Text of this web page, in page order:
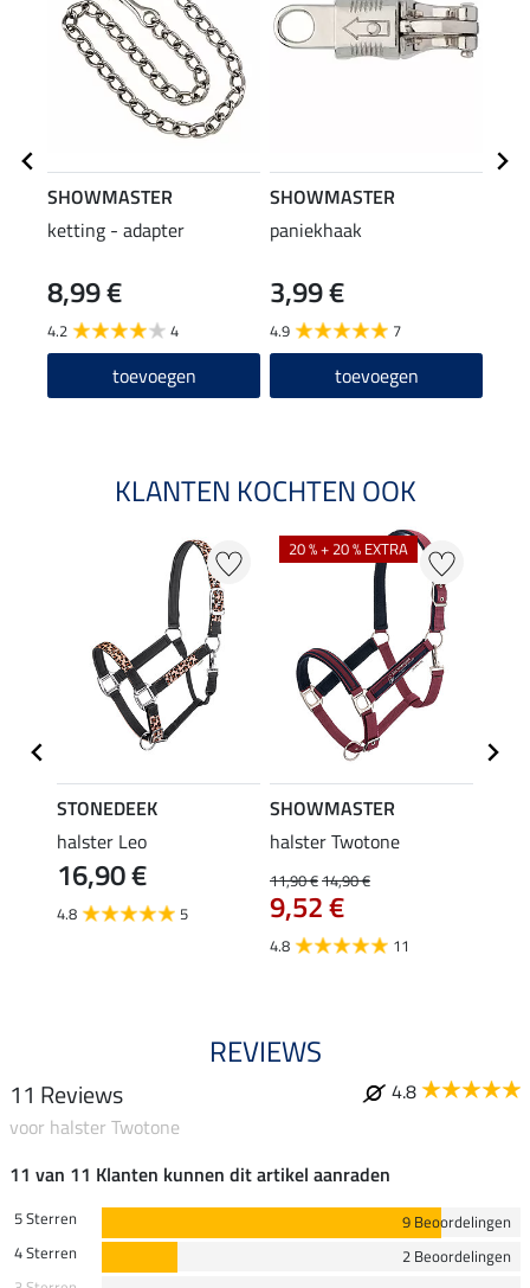
SHOWMASTER
ketting - adapter
8,99 €
4.2 4
toevoegen
SHOWMASTER
paniekhaak
3,99 €
4.9 7
toevoegen
KLANTEN KOCHTEN OOK
STONEDEEK
halster Leo
16,90 €
4.8 5
20 % + 20 % EXTRA
SHOWMASTER
halster Twotone
11,90 €14,90 €
9,52 €
4.8 11
REVIEWS
11 Reviews
4.8
voor halster Twotone
11 van 11 Klanten kunnen dit artikel aanraden
5 Sterren
9 Beoordelingen
4 Sterren
2 Beoordelingen